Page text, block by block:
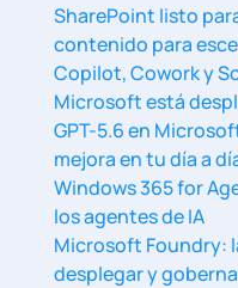
SharePoint listo
contenido para
Copilot, Cowork y
Microsoft está
GPT-5.6 en
mejora en tu día a
Windows 365 for
los agentes de IA
Microsoft Foundry:
desplegar y